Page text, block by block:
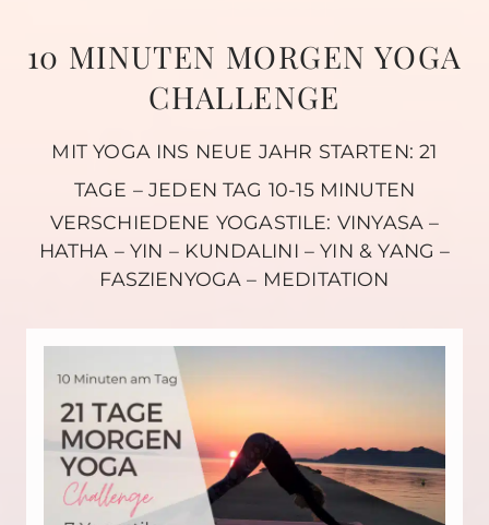
10 MINUTEN MORGEN YOGA
CHALLENGE
MIT YOGA INS NEUE JAHR STARTEN: 21
TAGE – JEDEN TAG 10-15 MINUTEN
VERSCHIEDENE YOGASTILE: VINYASA –
HATHA – YIN – KUNDALINI – YIN & YANG –
FASZIENYOGA – MEDITATION